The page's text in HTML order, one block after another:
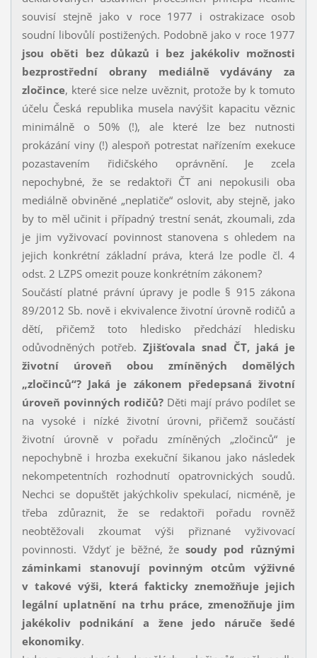
souvisí stejně jako v roce 1977 i ostrakizace osob
soudní libovůlí postižených. Podobně jako v roce 1977
jsou oběti bez důkazů i bez jakékoliv možnosti
bezprostřední obrany mediálně vydávány za
zločince, které sice nelze uvěznit, protože by k tomuto
účelu Česká republika musela navýšit kapacitu věznic
minimálně o 50% (!), ale které lze bez nutnosti
prokázání viny (!) alespoň potrestat nařízením exekuce
pozastavením řidičského oprávnění. Je zcela
nepochybné, že se redaktoři ČT ani nepokusili oba
mediálně obviněné „neplatiče“ oslovit, aby stejně, jako
by to měl učinit i případný trestní senát, zkoumali, zda
je jim vyživovací povinnost stanovena s ohledem na
jejich konkrétní základní práva, která lze podle čl. 4
odst. 2 LZPS omezit pouze konkrétním zákonem?
Součástí platné právní úpravy je podle § 915 zákona
89/2012 Sb. nově i ekvivalence životní úrovně rodičů a
dětí, přičemž toto hledisko předchází hledisku
odůvodněných potřeb. Zjišťovala snad ČT, jaká je
životní úroveň obou zmíněných domělých
„zločinců“? Jaká je zákonem předepsaná životní
úroveň povinných rodičů? Děti mají právo podílet se
na vysoké i nízké životní úrovni, přičemž součástí
životní úrovně v pořadu zmíněných „zločinců“ je
nepochybně i hrozba exekuční šikanou jako následek
nekompetentních rozhodnutí opatrovnických soudů.
Nechci se dopuštět jakýchkoliv spekulací, nicméně, je
třeba zdůraznit, že se redaktoři pořadu rovněž
neobtěžovali zkoumat výši přiznané vyživovací
povinnosti. Vždyť je běžné, žesoudy pod různými
záminkami stanovují povinným otcům výživné
v takové výši, která fakticky znemožňuje jejich
legální uplatnění na trhu práce, zmenožňuje jim
jakékoliv podnikání a žene jedo náruče šedé
ekonomiky.